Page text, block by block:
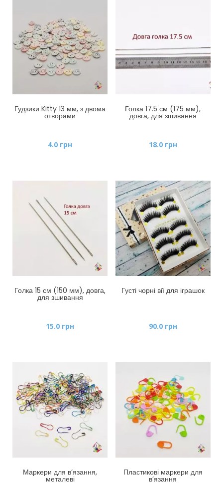
Гудзики Kitty 13 мм, з двома
отворами
4.0 грн
Голка 17.5 см (175 мм),
довга, для зшивання
18.0 грн
Голка 15 см (150 мм), довга,
для зшивання
15.0 грн
Густі чорні вії для іграшок
90.0 грн
Маркери для в’язання,
металеві
Пластикові маркери для
в’язання